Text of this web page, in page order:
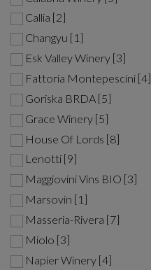
Callia [2]
Changyu [1]
Esk Valley Winery [3]
Fattoria Montepescini [4]
Goriska BRDA [5]
Grace Winery [5]
House Of Lords [8]
Lenotti [9]
Maggiovini Vins BIO [3]
Marsovin [1]
Masseria-Rivera [7]
Miolo [3]
Napier Winery [4]